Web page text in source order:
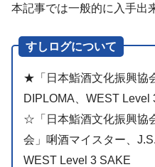
本記事では一般的に入手出
すしログについて
★「日本鮨酒文化振興協
DIPLOMA、WEST Level
☆「日本鮨酒文化振興協
会」唎酒マイスター、
WEST Level 3 SAKE